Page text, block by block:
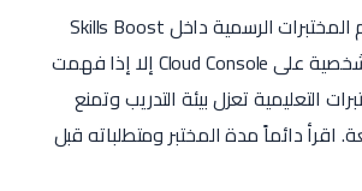
احرص على استخدام المختبرات الرسمية داخل Skills Boost
وليس مشاريعك الشخصية على Cloud Console إلا إذا فهمت
التعليمية تعزل بيئة التدريب وتمنع
اقرأ دائماً مدة المختبر ومتطلباته قبل